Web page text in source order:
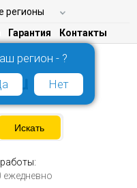
регионы
регион - ?
Нет
Гарантия Контакты
ежедневно